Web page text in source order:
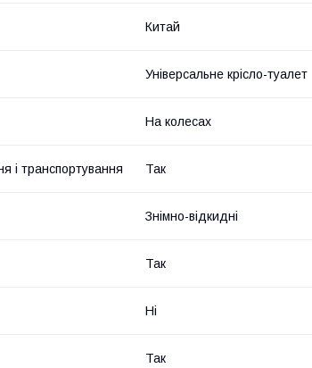
Китай
Універсальне крісло-туалет
На колесах
і транспортування Так
Знімно-відкидні
Так
Ні
Так